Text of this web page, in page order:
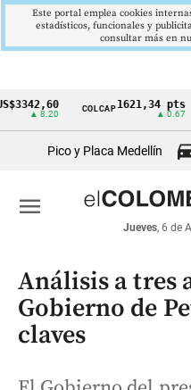
Cintillo
económicos
Colombia
COLCAP1621,34 pts
Pico y Placa Medellín
Jueves, 6 de
menu
Análisis a tres
Gobierno de
claves
Este portal emplea cookies
estadísticos, funcionales y
consultar más en